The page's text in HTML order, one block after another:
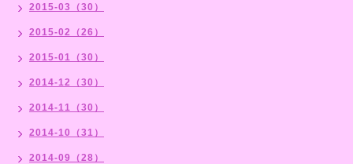
2015-03（30）
2015-02（26）
2015-01（30）
2014-12（30）
2014-11（30）
2014-10（31）
2014-09（28）